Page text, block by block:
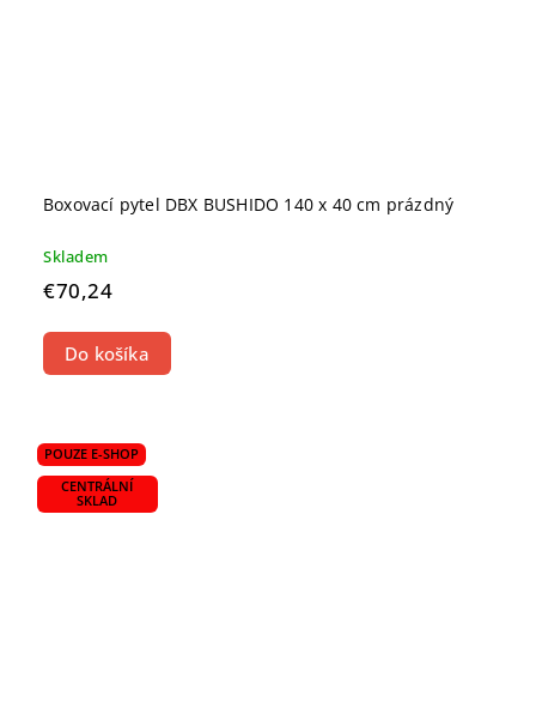
Boxovací pytel DBX BUSHIDO 140 x 40 cm prázdný
Skladem
€70,24
Do košíka
POUZE E-SHOP
CENTRÁLNÍ
SKLAD